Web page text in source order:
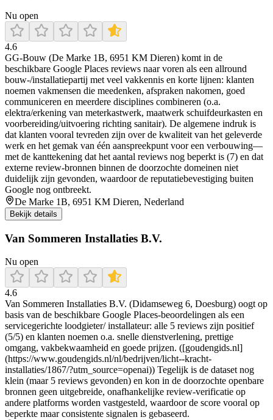
Nu open
4.6
GG-Bouw (De Marke 1B, 6951 KM Dieren) komt in de
beschikbare Google Places reviews naar voren als een allround
bouw-/installatiepartij met veel vakkennis en korte lijnen: klanten
noemen vakmensen die meedenken, afspraken nakomen, goed
communiceren en meerdere disciplines combineren (o.a.
elektra/erkening van meterkastwerk, maatwerk schuifdeurkasten en
voorbereiding/uitvoering richting sanitair). De algemene indruk is
dat klanten vooral tevreden zijn over de kwaliteit van het geleverde
werk en het gemak van één aanspreekpunt voor een verbouwing—
met de kanttekening dat het aantal reviews nog beperkt is (7) en dat
externe review-bronnen binnen de doorzochte domeinen niet
duidelijk zijn gevonden, waardoor de reputatiebevestiging buiten
Google nog ontbreekt.
De Marke 1B, 6951 KM Dieren, Nederland
Bekijk details
Van Sommeren Installaties B.V.
Nu open
4.6
Van Sommeren Installaties B.V. (Didamseweg 6, Doesburg) oogt op
basis van de beschikbare Google Places-beoordelingen als een
servicegerichte loodgieter/ installateur: alle 5 reviews zijn positief
(5/5) en klanten noemen o.a. snelle dienstverlening, prettige
omgang, vakbekwaamheid en goede prijzen. ([goudengids.nl]
(https://www.goudengids.nl/nl/bedrijven/licht--kracht-
installaties/1867/?utm_source=openai)) Tegelijk is de dataset nog
klein (maar 5 reviews gevonden) en kon in de doorzochte openbare
bronnen geen uitgebreide, onafhankelijke review-verificatie op
andere platforms worden vastgesteld, waardoor de score vooral op
beperkte maar consistente signalen is gebaseerd.